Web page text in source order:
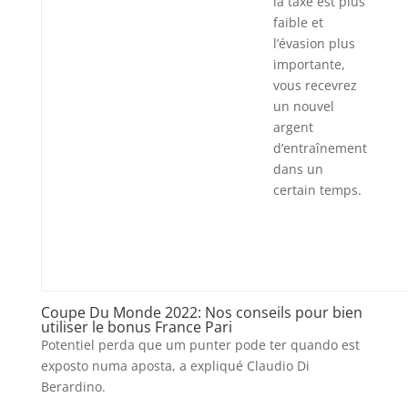
faible et
l’évasion plus
importante,
vous recevrez
un nouvel
argent
d’entraînement
dans un
certain temps.
Coupe Du Monde 2022: Nos conseils pour bien
utiliser le bonus France Pari
Potentiel perda que um punter pode ter quando est
exposto numa aposta, a expliqué Claudio Di
Berardino.